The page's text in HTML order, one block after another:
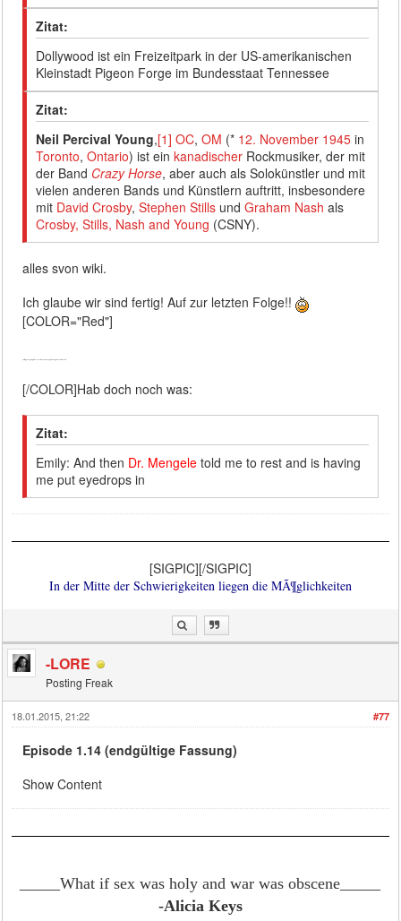
Zitat:
Dollywood ist ein Freizeitpark in der US-amerikanischen
Kleinstadt Pigeon Forge im Bundesstaat Tennessee
Zitat:
Neil Percival Young,[1] OC,OM (* 12. November 1945 in
Toronto,Ontario) ist einkanadischer Rockmusiker, der mit
der Band Crazy Horse, aber auch als Solokünstler und mit
vielen anderen Bands und Künstlern auftritt, insbesondere
mit David Crosby,Stephen Stills undGraham Nash als
Crosby, Stills, Nash and Young (CSNY).
alles svon wiki.
Ich glaube wir sind fertig! Auf zur letzten Folge!!
[COLOR="Red"]
[/COLOR]Hab doch noch was:
Zitat:
Emily: And then Dr. Mengeletold me to rest and is having
me put eyedrops in
[SIGPIC][/SIGPIC]
In der Mitte der Schwierigkeiten liegen die MÃ¶glichkeiten
-LORE
Posting Freak
#77
18.01.2015, 21:22
Episode 1.14 (endgültige Fassung)
Show Content
_____What if sex was holy and war was obscene
-Alicia Keys